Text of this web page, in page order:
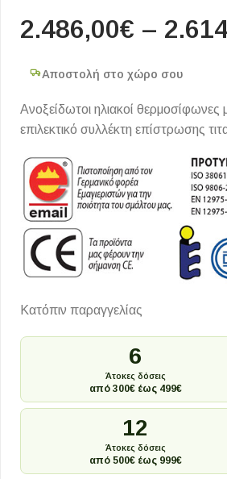
2.486,00€ –
Αποστολή στο χώρο σου
Ανοξείδωτοι ηλιακοί θερμοσίφωνες
επιλεκτικό συλλέκτη επίστρωσης
Κατόπιν παραγγελίας
6
Άτοκες δόσεις
από 300€ έως 499€
12
Άτοκες δόσεις
από 500€ έως 999€